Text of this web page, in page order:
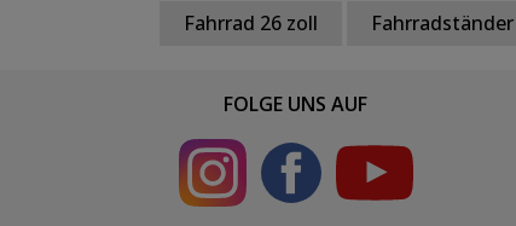
Fahrrad 26 zoll
Fahrradständer
FOLGE UNS AUF